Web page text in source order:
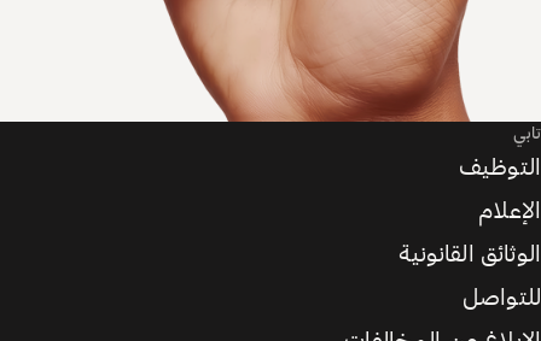
تابي
التوظيف
الإعلام
الوثائق القانونية
للتواصل